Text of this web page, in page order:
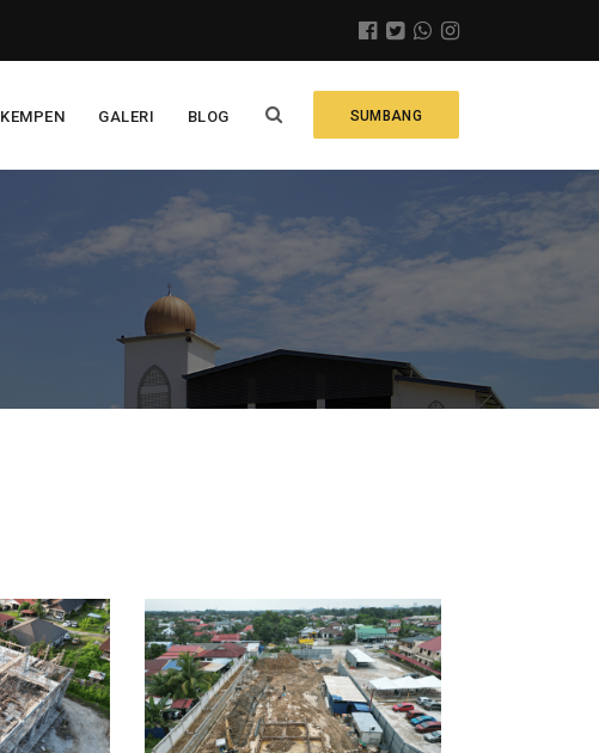
SUMBANG
KEMPEN GALERI BLOG